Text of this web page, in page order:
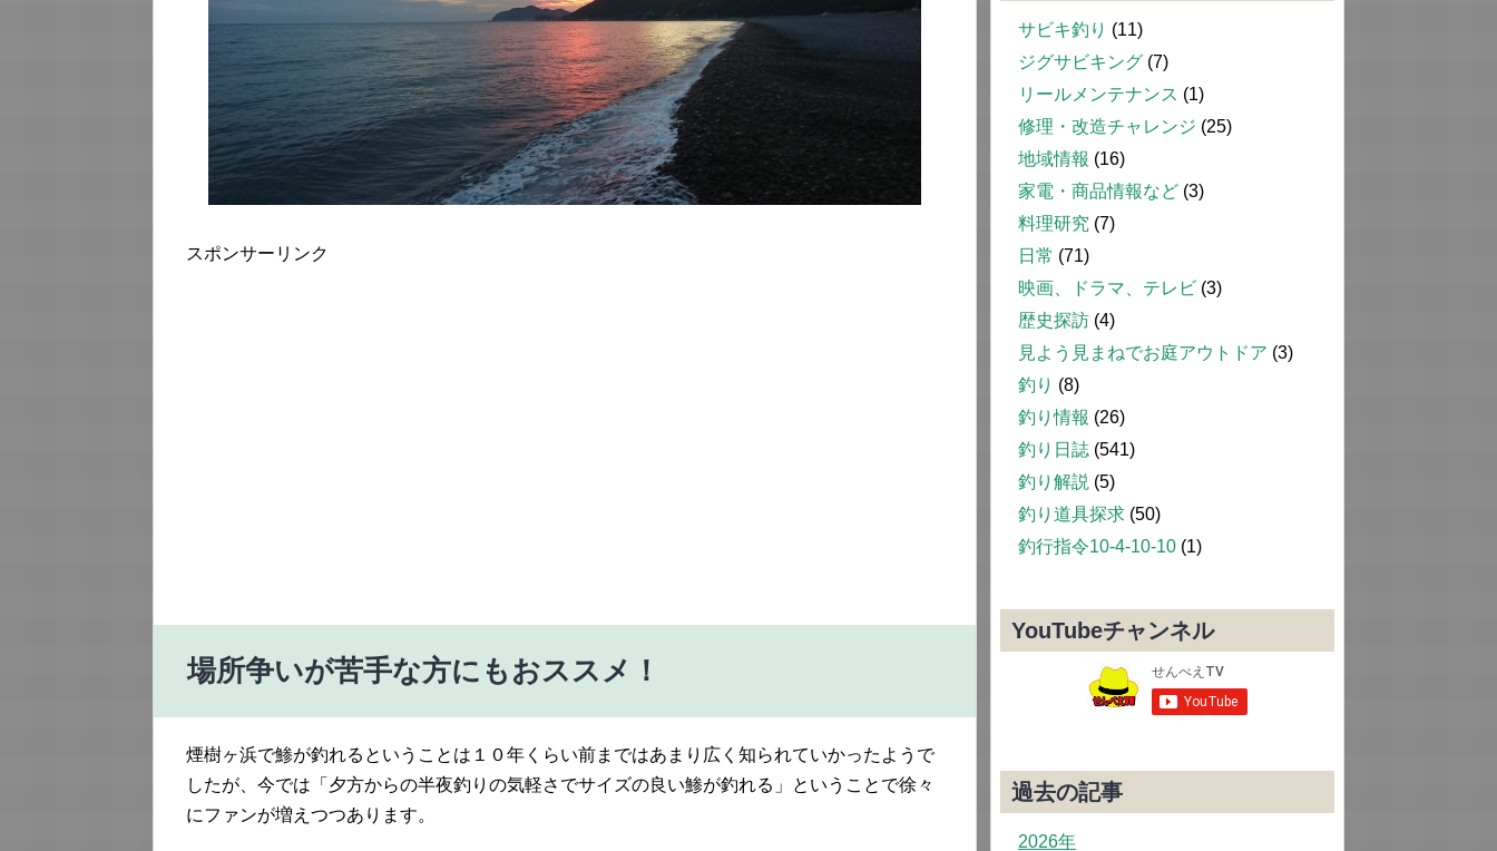
スポンサーリンク
場所争いが苦手な方にもおススメ！
煙樹ヶ浜で鯵が釣れるということは１０年くらい前まではあまり広く知られていかったようで
したが、今では「夕方からの半夜釣りの気軽さでサイズの良い鯵が釣れる」ということで徐々
にファンが増えつつあります。
サビキ釣り (11)
ジグサビキング (7)
リールメンテナンス (1)
修理・改造チャレンジ (25)
地域情報 (16)
家電・商品情報など (3)
料理研究 (7)
日常 (71)
映画、ドラマ、テレビ (3)
歴史探訪 (4)
見よう見まねでお庭アウトドア (3)
釣り (8)
釣り情報 (26)
釣り日誌 (541)
釣り解説 (5)
釣り道具探求 (50)
釣行指令10-4-10-10 (1)
YouTubeチャンネル
過去の記事
2026年